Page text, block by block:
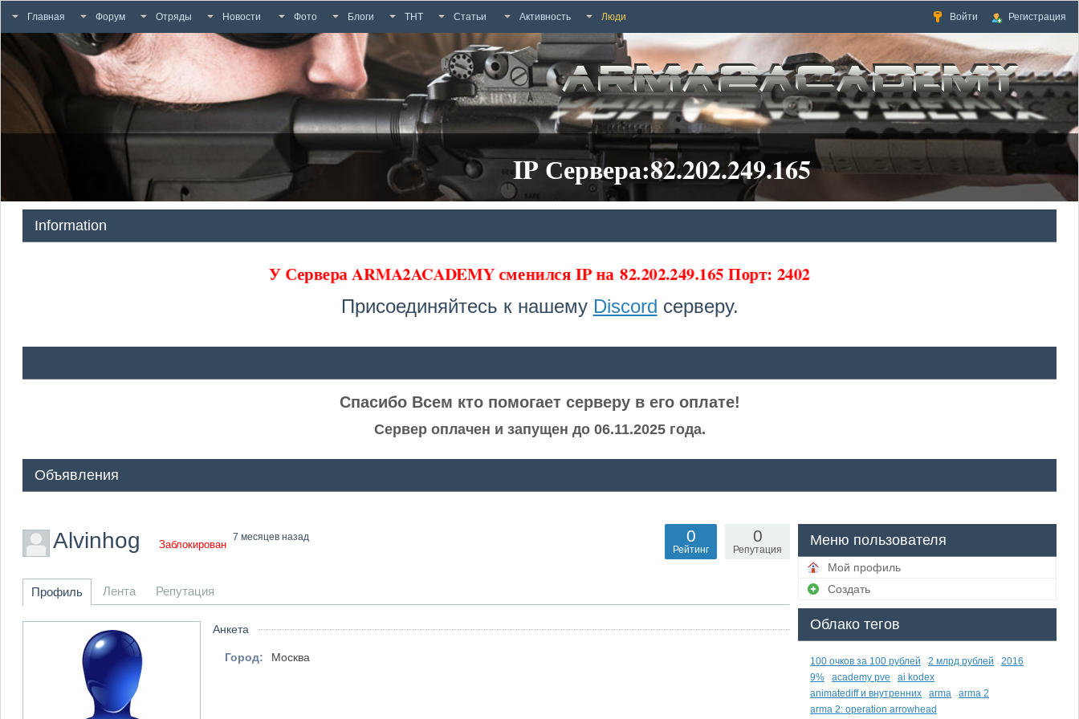
Главная Форум Отряды Новости Фото Блоги ТНТ Статьи Активность Люди Войти Регистрация
IP Сервера:82.202.249.165
Information
У Сервера ARMA2ACADEMY сменился IP на82.202.249.165 Порт: 2402
Присоединяйтесь к нашему Discord серверу.
Спасибо Всем кто помогает серверу в его оплате!
Сервер оплачен и запущен до 06.11.2025 года.
Объявления
Alvinhog Заблокирован
7 месяцев назад 0
Репутация
0
Рейтинг
Профиль Лента Репутация
Анкета
Город: Москва
Меню пользователя
Мой профиль
Создать
Облако тегов
100 очков за 100 рублей 2 млрд рублей
2016
9%
academy pve
ai kodex
animatediff и внутренних
arma
arma 2
arma 2: operation arrowhead